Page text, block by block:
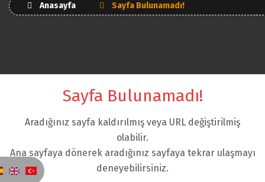
Anasayfa Sayfa Bulunamadı!
Sayfa Bulunamadı!
Aradığınız sayfa kaldırılmış veya URL değiştirilmiş
olabilir.
Ana sayfaya dönerek aradığınız sayfaya tekrar ulaşmayı
deneyebilirsiniz.